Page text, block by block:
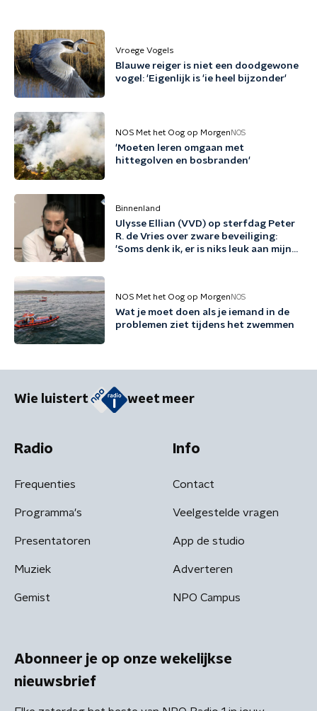
Vroege Vogels
Blauwe reiger is niet een doodgewone
vogel: 'Eigenlijk is 'ie heel bijzonder'
NOS Met het Oog op Morgen NOS
'Moeten leren omgaan met
hittegolven en bosbranden'
Binnenland
Ulysse Ellian (VVD) op sterfdag Peter
R. de Vries over zware beveiliging:
'Soms denk ik, er is niks leuk aan mijn
NOS Met het Oog op Morgen NOS
Wat je moet doen als je iemand in de
problemen ziet tijdens het zwemmen
Wie luistert weet meer
Radio
Frequenties
Programma's
Presentatoren
Muziek
Gemist
Info
Contact
Veelgestelde vragen
App de studio
Adverteren
NPO Campus
Abonneer je op onze wekelijkse
nieuwsbrief